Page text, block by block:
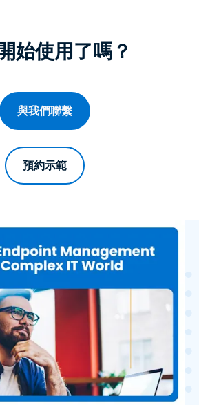
始使用了嗎？
與我們聯繫
預約示範